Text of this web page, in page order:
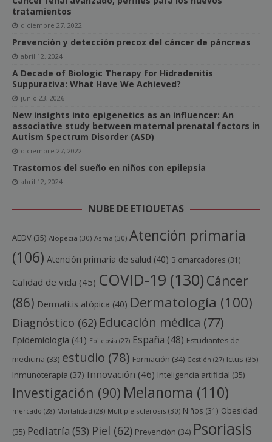
tratamientos
diciembre 27, 2022
Prevención y detección precoz del cáncer de páncreas
abril 12, 2024
A Decade of Biologic Therapy for Hidradenitis
Suppurativa: What Have We Achieved?
junio 23, 2026
New insights into epigenetics as an influencer: An
associative study between maternal prenatal factors in
Autism Spectrum Disorder (ASD)
diciembre 27, 2022
Trastornos del sueño en niños con epilepsia
abril 12, 2024
NUBE DE ETIQUETAS
AEDV (35) Alopecia (30) Asma (30) Atención primaria
(106) Atención primaria de salud (40) Biomarcadores (31)
Calidad de vida (45) COVID-19 (130) Cáncer
(86) Dermatitis atópica (40) Dermatología (100)
Diagnóstico (62) Educación médica (77)
Epidemiología (41) Epilepsia (27) España (48) Estudiantes de
medicina (33) estudio (78) Formación (34) Gestión (27) Ictus (35)
Inmunoterapia (37) Innovación (46) Inteligencia artificial (35)
Investigación (90) Melanoma (110)
mercado (28) Mortalidad (28) Multiple sclerosis (30) Niños (31) Obesidad
(35) Pediatría (53) Piel (62) Prevención (34) Psoriasis